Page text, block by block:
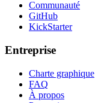
Communauté
GitHub
KickStarter
Entreprise
Charte graphique
FAQ
À propos